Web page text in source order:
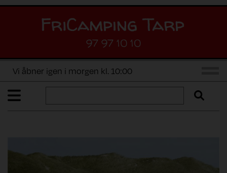
97 97 10 10
Vi åbner igen i morgen kl. 10:00